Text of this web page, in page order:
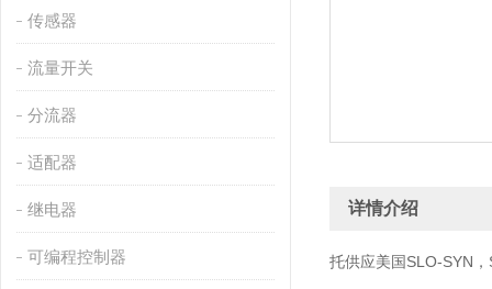
传感器
流量开关
分流器
适配器
继电器
可编程控制器
详情介绍
托供应美国SLO-SYN